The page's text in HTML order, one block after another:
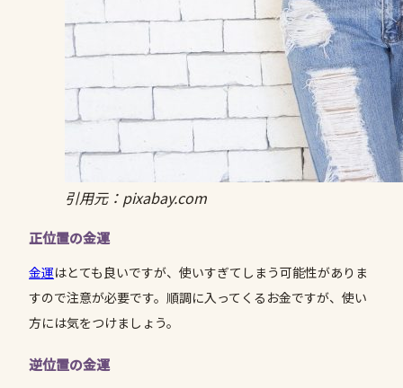
引用元：pixabay.com
正位置の金運
金運はとても良いですが、使いすぎてしまう可能性がありま
すので注意が必要です。順調に入ってくるお金ですが、使い
方には気をつけましょう。
逆位置の金運